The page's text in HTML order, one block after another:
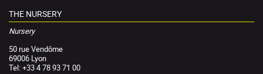
THE NURSERY
Nursery
50 rue Vendôme
69006 Lyon
Tel: +33 4 78 93 71 00